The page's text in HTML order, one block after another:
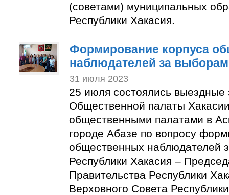
(советами) муниципальных
Республики Хакасия.
Формирование корпуса
наблюдателей за
31 июля 2023
25 июля состоялись выездные
Общественной палаты
общественными палатами в
городе Абазе по вопросу
общественных наблюдателей
Республики Хакасия –
Правительства Республики
Верховного Совета